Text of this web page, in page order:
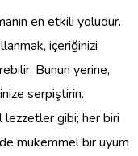
en etkili yoludur.
içeriğinizi
Bunun yerine,
serpiştirin.
gibi; her biri
mükemmel bir uyum